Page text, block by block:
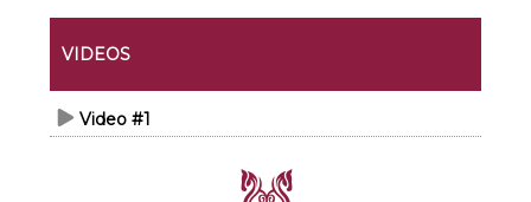
VIDEOS
Video #1